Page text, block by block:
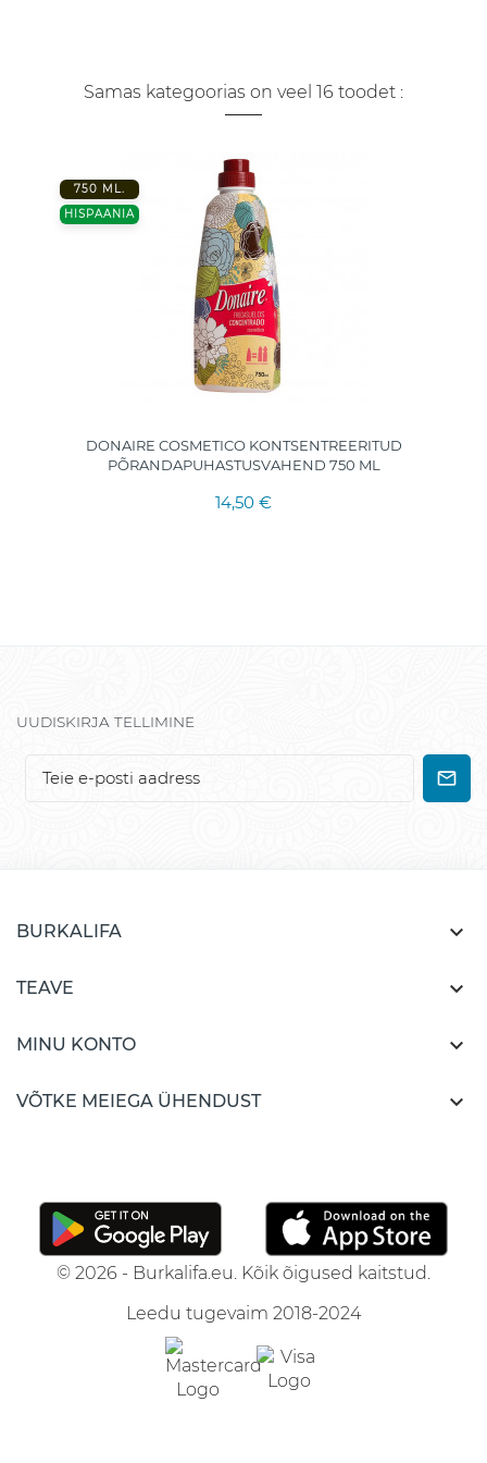
Samas kategoorias on veel 16 toodet :
750 ML.
HISPAANIA
DONAIRE COSMETICO KONTSENTREERITUD
PÕRANDAPUHASTUSVAHEND 750 ML
14,50 €
UUDISKIRJA TELLIMINE
BURKALIFA 
TEAVE 
MINU KONTO 
VÕTKE MEIEGA ÜHENDUST 
© 2026 - Burkalifa.eu. Kõik õigused kaitstud.
Leedu tugevaim 2018-2024